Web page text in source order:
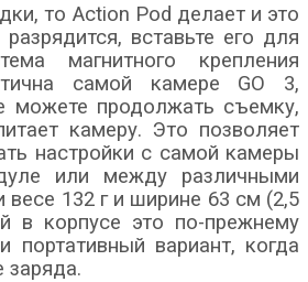
то Action Pod делает и это
вставьте его для
магнитного крепления
самой камере GO 3,
можете продолжать съемку,
камеру. Это позволяет
настройки с самой камеры
или между различными
весе 132 г и ширине 63 см (2,5
в корпусе это по-прежнему
портативный вариант, когда